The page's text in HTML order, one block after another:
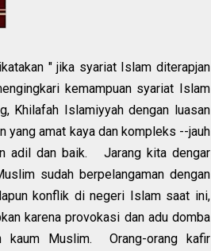
" jika syariat Islam diterapjan
kemampuan syariat Islam
Khilafah Islamiyyah dengan luasan
yang amat kaya dan kompleks --jauh
adil dan baik. Jarang kita dengar
sudah berpelangaman dengan
konflik di negeri Islam saat ini,
karena provokasi dan adu domba
kaum Muslim. Orang-orang kafir